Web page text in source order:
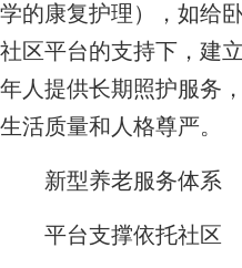
学的康复护理），如给
社区平台的支持下，建
年人提供长期照护服务
生活质量和人格尊严。
新型养老服务体系
平台支撑依托社区